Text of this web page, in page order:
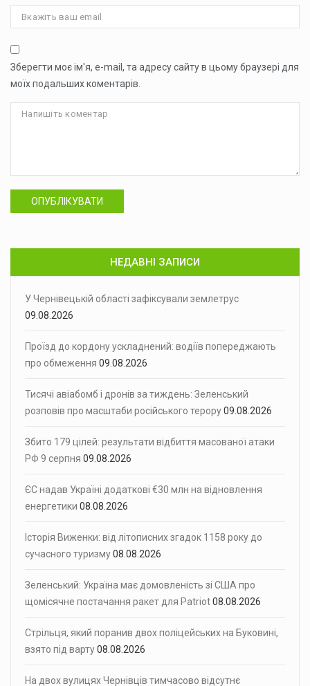
Зберегти моє ім'я, e-mail, та адресу сайту в цьому браузері для
моїх подальших коментарів.
ОПУБЛІКУВАТИ
НЕДАВНІ ЗАПИСИ
У Чернівецькій області зафіксували землетрус
09.08.2026
Проїзд до кордону ускладнений: водіїв попереджають
про обмеження 09.08.2026
Тисячі авіабомб і дронів за тиждень: Зеленський
розповів про масштаби російського терору09.08.2026
Збито 179 цілей: результати відбиття масованої атаки
РФ 9 серпня 09.08.2026
ЄС надав Україні додаткові €30 млн на відновлення
енергетики 08.08.2026
Історія Виженки: від літописних згадок 1158 року до
сучасного туризму08.08.2026
Зеленський: Україна має домовленість зі США про
щомісячне постачання ракет для Patriot08.08.2026
Стрільця, який поранив двох поліцейських на Буковині,
взято під варту08.08.2026
На двох вулицях Чернівців тимчасово відсутнє